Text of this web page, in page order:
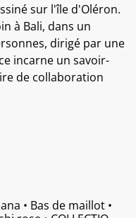
sur l'île d'Oléron.
à Bali, dans un
dirigé par une
incarne un savoir-
de collaboration
• Bas de maillot •